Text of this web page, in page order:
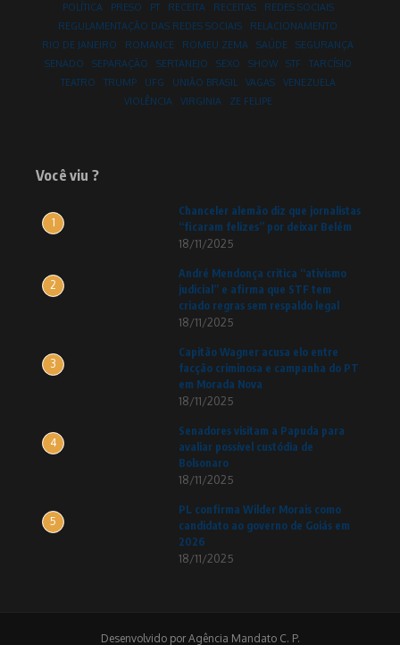
POLÍTICA
PRESO PT RECEITA RECEITAS
REDES SOCIAIS
REGULAMENTAÇÃO DAS REDES SOCIAIS
RELACIONAMENTO
RIO DE JANEIRO
ROMANCE ROMEU ZEMA SAÚDE
SEGURANÇA
SENADO
SEPARAÇÃO SERTANEJO SEXO SHOW STF
TARCÍSIO
TEATRO
TRUMP UFG UNIÃO BRASIL VAGAS
VENEZUELA
VIOLÊNCIA
VIRGINIA ZE FELIPE
Você viu ?
1
Chanceler alemão diz que jornalistas
“ficaram felizes” por deixar Belém
18/11/2025
2
André Mendonça critica “ativismo
judicial” e afirma que STF tem
criado regras sem respaldo legal
18/11/2025
3
Capitão Wagner acusa elo entre
facção criminosa e campanha do PT
em Morada Nova
18/11/2025
4
Senadores visitam a Papuda para
avaliar possível custódia de
Bolsonaro
18/11/2025
5
PL confirma Wilder Morais como
candidato ao governo de Goiás em
2026
18/11/2025
Desenvolvido por Agência Mandato C. P.